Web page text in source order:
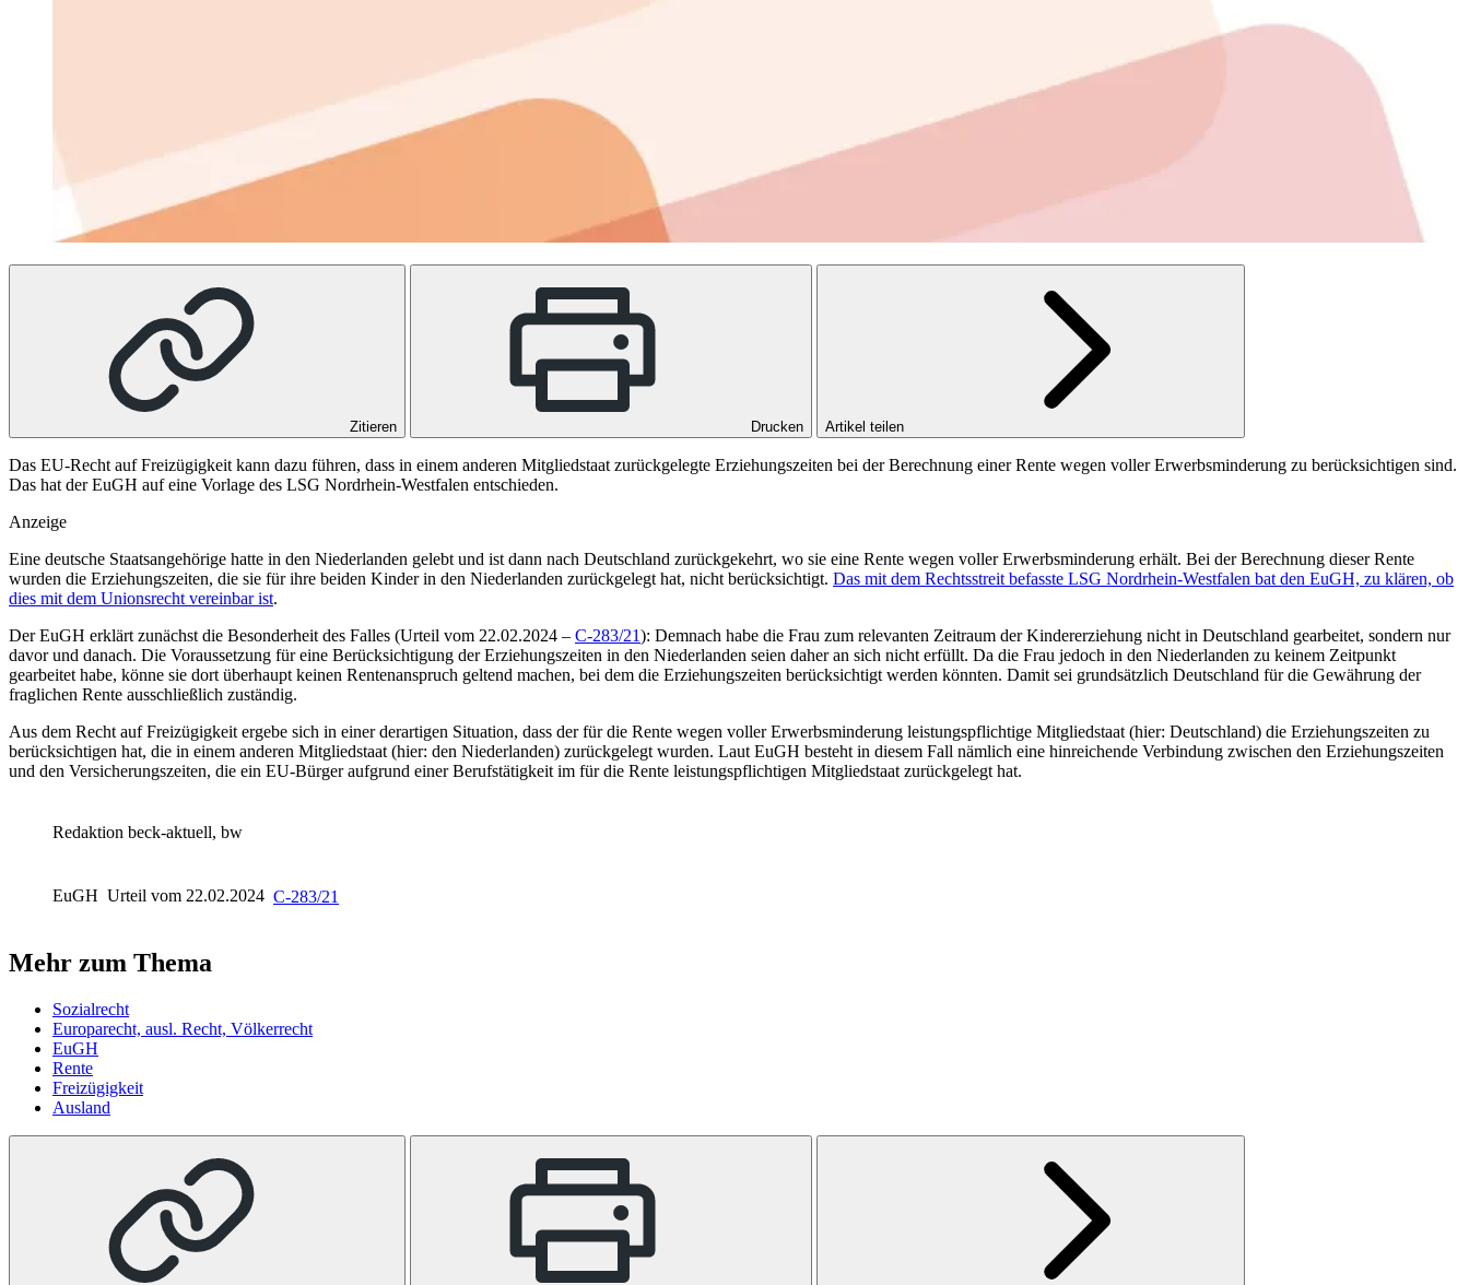
Zitieren Drucken Artikel teilen
Das EU-Recht auf Freizügigkeit kann dazu führen, dass in einem anderen Mitgliedstaat zurückgelegte Erziehungszeiten bei der Berechnung einer Rente wegen voller Erwerbsminderung zu berücksichtigen sind.
Das hat der EuGH auf eine Vorlage des LSG Nordrhein-Westfalen entschieden.
Anzeige
Eine deutsche Staatsangehörige hatte in den Niederlanden gelebt und ist dann nach Deutschland zurückgekehrt, wo sie eine Rente wegen voller Erwerbsminderung erhält. Bei der Berechnung dieser Rente
wurden die Erziehungszeiten, die sie für ihre beiden Kinder in den Niederlanden zurückgelegt hat, nicht berücksichtigt. Das mit dem Rechtsstreit befasste LSG Nordrhein-Westfalen bat den EuGH, zu klären, ob
dies mit dem Unionsrecht vereinbar ist.
Der EuGH erklärt zunächst die Besonderheit des Falles (Urteil vom 22.02.2024 – C-283/21): Demnach habe die Frau zum relevanten Zeitraum der Kindererziehung nicht in Deutschland gearbeitet, sondern nur
davor und danach. Die Voraussetzung für eine Berücksichtigung der Erziehungszeiten in den Niederlanden seien daher an sich nicht erfüllt. Da die Frau jedoch in den Niederlanden zu keinem Zeitpunkt
gearbeitet habe, könne sie dort überhaupt keinen Rentenanspruch geltend machen, bei dem die Erziehungszeiten berücksichtigt werden könnten. Damit sei grundsätzlich Deutschland für die Gewährung der
fraglichen Rente ausschließlich zuständig.
Aus dem Recht auf Freizügigkeit ergebe sich in einer derartigen Situation, dass der für die Rente wegen voller Erwerbsminderung leistungspflichtige Mitgliedstaat (hier: Deutschland) die Erziehungszeiten zu
berücksichtigen hat, die in einem anderen Mitgliedstaat (hier: den Niederlanden) zurückgelegt wurden. Laut EuGH besteht in diesem Fall nämlich eine hinreichende Verbindung zwischen den Erziehungszeiten
und den Versicherungszeiten, die ein EU-Bürger aufgrund einer Berufstätigkeit im für die Rente leistungspflichtigen Mitgliedstaat zurückgelegt hat.
Redaktion beck-aktuell, bw
EuGH Urteil vom 22.02.2024 C-283/21
Mehr zum Thema
Sozialrecht
Europarecht, ausl. Recht, Völkerrecht
EuGH
Rente
Freizügigkeit
Ausland